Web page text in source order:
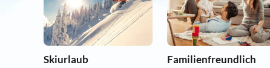
Skiurlaub Familienfreundlich